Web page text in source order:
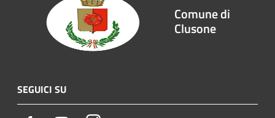
Comune di
Clusone
SEGUICI SU